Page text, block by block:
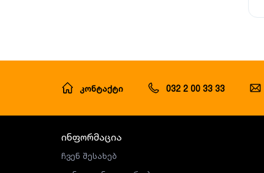
კონტაქტი 032 2 00 33 33
ინფორმაცია
ჩვენ შესახებ